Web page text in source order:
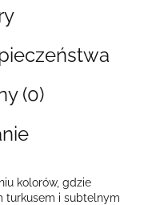
(0)
kolorów, gdzie
turkusem i subtelnym